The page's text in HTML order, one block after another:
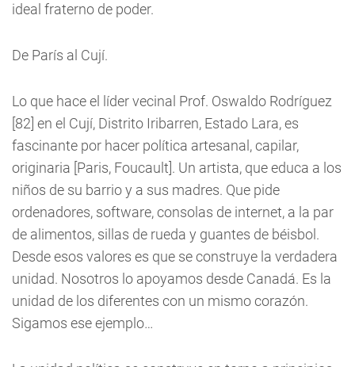
ideal fraterno de poder.
De París al Cují.
Lo que hace el líder vecinal Prof. Oswaldo Rodríguez
[82] en el Cují, Distrito Iribarren, Estado Lara, es
fascinante por hacer política artesanal, capilar,
originaria [Paris, Foucault]. Un artista, que educa a los
niños de su barrio y a sus madres. Que pide
ordenadores, software, consolas de internet, a la par
de alimentos, sillas de rueda y guantes de béisbol.
Desde esos valores es que se construye la verdadera
unidad. Nosotros lo apoyamos desde Canadá. Es la
unidad de los diferentes con un mismo corazón.
Sigamos ese ejemplo…